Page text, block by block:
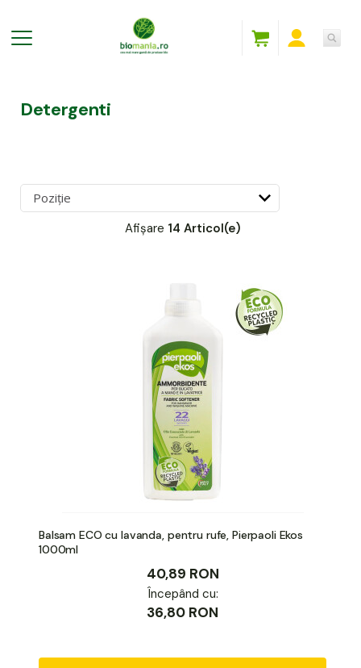
Detergenti
Afișare 14 Articol(e)
Balsam ECO cu lavanda, pentru rufe, Pierpaoli Ekos
1000ml
40,89 RON
Începând cu:
36,80 RON